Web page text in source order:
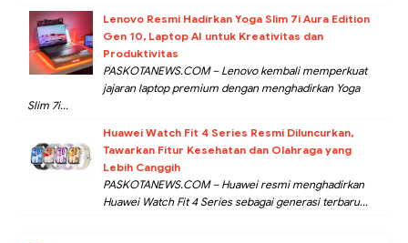
Lenovo Resmi Hadirkan Yoga Slim 7i Aura Edition
Gen 10, Laptop AI untuk Kreativitas dan
Produktivitas
PASKOTANEWS.COM – Lenovo kembali memperkuat
jajaran laptop premium dengan menghadirkan Yoga
Slim 7i...
Huawei Watch Fit 4 Series Resmi Diluncurkan,
Tawarkan Fitur Kesehatan dan Olahraga yang
Lebih Canggih
PASKOTANEWS.COM – Huawei resmi menghadirkan
Huawei Watch Fit 4 Series sebagai generasi terbaru...